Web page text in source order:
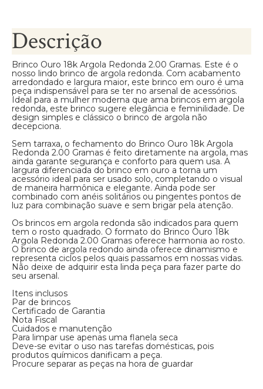
Descrição
Brinco Ouro 18k Argola Redonda 2.00 Gramas. Este é o
nosso lindo brinco de argola redonda. Com acabamento
arredondado e largura maior, este brinco em ouro é uma
peça indispensável para se ter no arsenal de acessórios.
Ideal para a mulher moderna que ama brincos em argola
redonda, este brinco sugere elegância e feminilidade. De
design simples e clássico o brinco de argola não
decepciona.
Sem tarraxa, o fechamento do Brinco Ouro 18k Argola
Redonda 2.00 Gramas é feito diretamente na argola, mas
ainda garante segurança e conforto para quem usa. A
largura diferenciada do brinco em ouro a torna um
acessório ideal para ser usado solo, completando o visual
de maneira harmônica e elegante. Ainda pode ser
combinado com anéis solitários ou pingentes pontos de
luz para combinação suave e sem brigar pela atenção.
Os brincos em argola redonda são indicados para quem
tem o rosto quadrado. O formato do Brinco Ouro 18k
Argola Redonda 2.00 Gramas oferece harmonia ao rosto.
O brinco de argola redondo ainda oferece dinamismo e
representa ciclos pelos quais passamos em nossas vidas.
Não deixe de adquirir esta linda peça para fazer parte do
seu arsenal.
Itens inclusos
Par de brincos
Certificado de Garantia
Nota Fiscal
Cuidados e manutenção
Para limpar use apenas uma flanela seca
Deve-se evitar o uso nas tarefas domésticas, pois
produtos químicos danificam a peça.
Procure separar as peças na hora de guardar